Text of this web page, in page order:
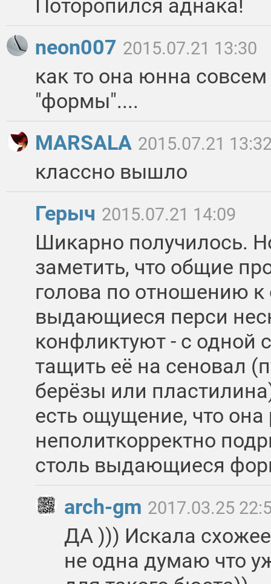
Поторопился аднака!
neon007 2015.07.21 13:30
как то она юнна
"формы"....
MARSALA 2015.07.21
классно вышло
Герыч 2015.07.21 14:09
Шикарно получилось.
заметить, что общие
голова по отношению к
выдающиеся перси
конфликтуют - с одной
тащить её на сеновал
берёзы или
есть ощущение, что она
неполиткорректно
столь выдающиеся
arch-gm 2017.03.25
ДА ))) Искала
не одна думаю что